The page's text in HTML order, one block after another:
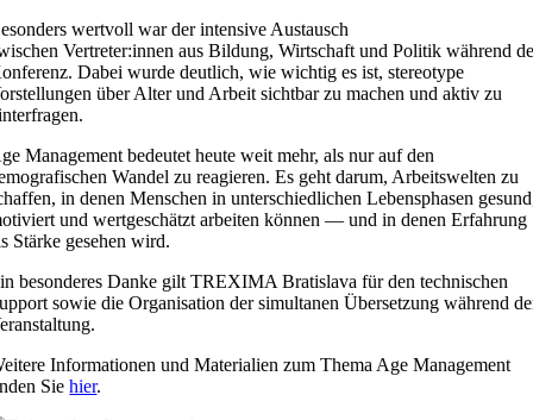
wertvoll war der intensive Austausch
Vertreter:innen aus Bildung, Wirtschaft und Politik während
Dabei wurde deutlich, wie wichtig es ist, stereotype
über Alter und Arbeit sichtbar zu machen und aktiv zu
Management bedeutet heute weit mehr, als nur auf den
Wandel zu reagieren. Es geht darum, Arbeitswelten zu
in denen Menschen in unterschiedlichen Lebensphasen
und wertgeschätzt arbeiten können — und in denen Erfahrung
Stärke gesehen wird.
besonderes Danke gilt TREXIMA Bratislava für den technischen
sowie die Organisation der simultanen Übersetzung während
Informationen und Materialien zum Thema Age Management
Siehier.